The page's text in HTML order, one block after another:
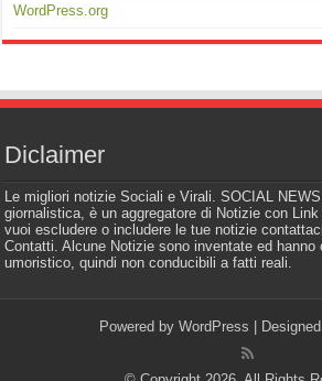
WordPress.org
Diclaimer
Le migliori notizie Sociali e Virali. SOCIAL
giornalistica, è un aggregatore di Notizie con
vuoi escludere o includere le tue notizie
Contatti. Alcune Notizie sono inventate ed hanno
umoristico, quindi non conducibili a fatti reali.
Powered by WordPress |